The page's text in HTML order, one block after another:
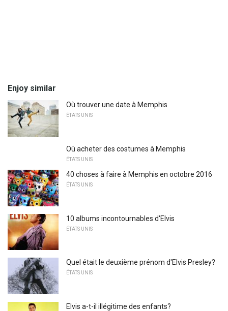
Enjoy similar
Où trouver une date à Memphis
ÉTATS UNIS
Où acheter des costumes à Memphis
ÉTATS UNIS
40 choses à faire à Memphis en octobre 2016
ÉTATS UNIS
10 albums incontournables d'Elvis
ÉTATS UNIS
Quel était le deuxième prénom d'Elvis Presley?
ÉTATS UNIS
Elvis a-t-il illégitime des enfants?